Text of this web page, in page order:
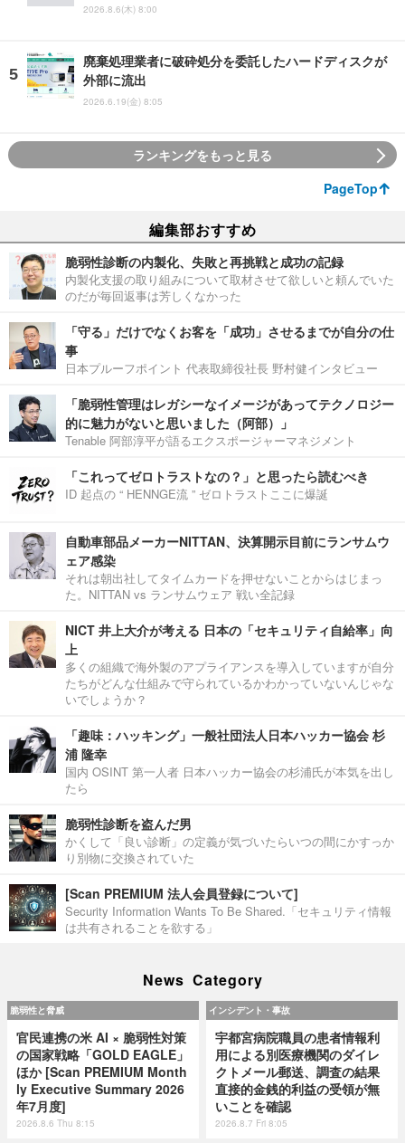
2026.8.6(木) 8:00
廃棄処理業者に破砕処分を委託したハードディスクが
外部に流出
2026.6.19(金) 8:05
ランキングをもっと見る
PageTop
編集部おすすめ
脆弱性診断の内製化、失敗と再挑戦と成功の記録
内製化支援の取り組みについて取材させて欲しいと頼んでいた
のだが毎回返事は芳しくなかった
「守る」だけでなくお客を「成功」させるまでが自分の仕
事
日本プルーフポイント 代表取締役社長 野村健インタビュー
「脆弱性管理はレガシーなイメージがあってテクノロジー
的に魅力がないと思いました（阿部）」
Tenable 阿部淳平が語るエクスポージャーマネジメント
「これってゼロトラストなの？」と思ったら読むべき
ID 起点の “ HENNGE流 ” ゼロトラストここに爆誕
自動車部品メーカーNITTAN、決算開示目前にランサムウ
ェア感染
それは朝出社してタイムカードを押せないことからはじまっ
た。NITTAN vs ランサムウェア 戦い全記録
NICT 井上大介が考える 日本の「セキュリティ自給率」向
上
多くの組織で海外製のアプライアンスを導入していますが自分
たちがどんな仕組みで守られているかわかっていないんじゃな
いでしょうか？
「趣味：ハッキング」一般社団法人日本ハッカー協会 杉
浦 隆幸
国内 OSINT 第一人者 日本ハッカー協会の杉浦氏が本気を出し
たら
脆弱性診断を盗んだ男
かくして「良い診断」の定義が気づいたらいつの間にかすっか
り別物に交換されていた
[Scan PREMIUM 法人会員登録について]
Security Information Wants To Be Shared.「セキュリティ情報
は共有されることを欲する」
News Category
脆弱性と脅威
官民連携の米 AI × 脆弱性対策
の国家戦略「GOLD EAGLE」
ほか [Scan PREMIUM Month
ly Executive Summary 2026
年7月度]
2026.8.6 Thu 8:15
インシデント・事故
宇都宮病院職員の患者情報利
用による別医療機関のダイレ
クトメール郵送、調査の結果
直接的金銭的利益の受領が無
いことを確認
2026.8.7 Fri 8:05